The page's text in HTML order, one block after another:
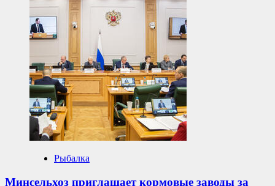
Рыбалка
Минсельхоз приглашает кормовые заводы за